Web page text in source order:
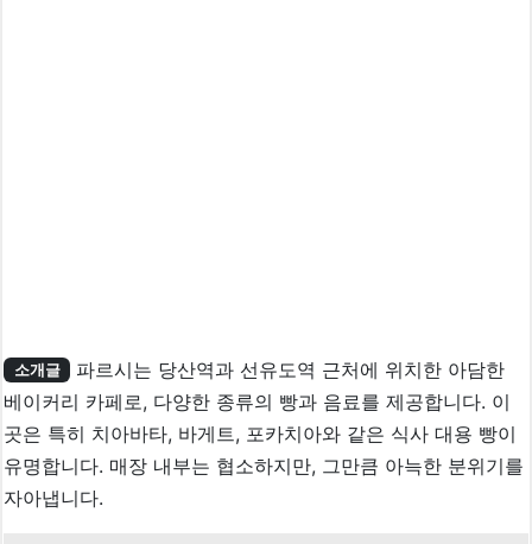
소개글
파르시는 당산역과 선유도역 근처에 위치한 아담한
베이커리 카페로, 다양한 종류의 빵과 음료를 제공합니다. 이
곳은 특히 치아바타, 바게트, 포카치아와 같은 식사 대용 빵이
유명합니다. 매장 내부는 협소하지만, 그만큼 아늑한 분위기를
자아냅니다.